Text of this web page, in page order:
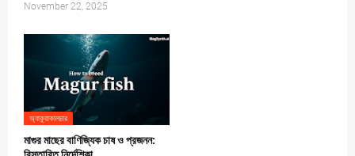
November 22, 2025
অ্যাকুয়াকালচার
মাগুর মাছের বাণিজ্যিক চাষ ও প্রজনন: